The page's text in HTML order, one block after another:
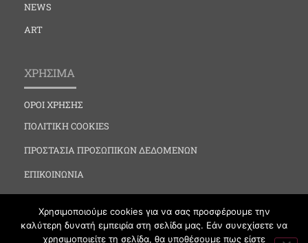
NEWS
ART
ΧΡΗΣΙΜΑ
ΟΡΟΙ ΧΡΗΣΗΣ
ΠΟΛΙΤΙΚΗ COOKIES
ΠΡΟΣΤΑΣΙΑ ΠΡΟΣΩΠΙΚΩΝ ΔΕΔΟΜΕΝΩΝ
ΕΠΙΚΟΙΝΩΝΙΑ
Χρησιμοποιούμε cookies για να σας προσφέρουμε την
καλύτερη δυνατή εμπειρία στη σελίδα μας. Εάν συνεχίσετε να
χρησιμοποιείτε τη σελίδα, θα υποθέσουμε πως είστε